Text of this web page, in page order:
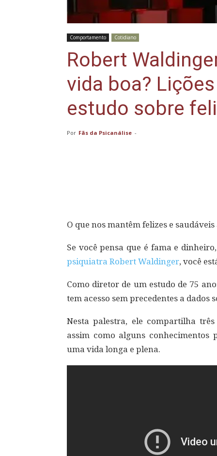
Comportamento Cotidiano
Robert
vida boa?
estudo sobre
Por Fãs da Psicanálise -
O que nos mantêm felizes e
Se você pensa que é fama e
psiquiatra Robert Waldinger, você
Como diretor de um estudo de 75
tem acesso sem precedentes a dados
Nesta palestra, ele compartilha
assim como alguns
uma vida longa e plena.